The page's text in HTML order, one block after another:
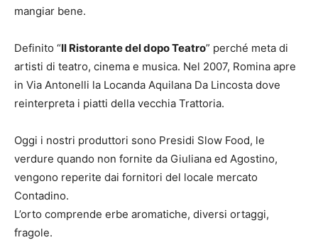
mangiar bene.
Definito “Il Ristorante del dopo Teatro” perché meta di
artisti di teatro, cinema e musica. Nel 2007, Romina apre
in Via Antonelli la Locanda Aquilana Da Lincosta dove
reinterpreta i piatti della vecchia Trattoria.
Oggi i nostri produttori sono Presidi Slow Food, le
verdure quando non fornite da Giuliana ed Agostino,
vengono reperite dai fornitori del locale mercato
Contadino.
L’orto comprende erbe aromatiche, diversi ortaggi,
fragole.